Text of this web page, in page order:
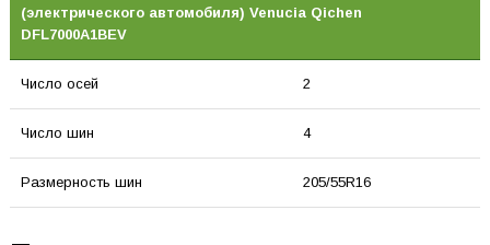
(электрического автомобиля) Venucia Qichen
DFL7000A1BEV
Число осей 2
Число шин 4
Размерность шин 205/55R16